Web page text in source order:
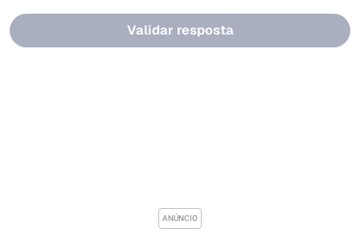
Validar resposta